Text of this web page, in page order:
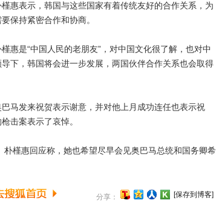
惠表示，韩国与这些国家有着传统友好的合作关系，为
保持紧密合作和协商。
是“中国人民的老朋友”，对中国文化很了解，也对中
下，韩国将会进一步发展，两国伙伴合作关系也会取得
发来祝贺表示谢意，并对他上月成功连任也表示祝
击案表示了哀悼。
槿惠回应称，她也希望尽早会见奥巴马总统和国务卿希
分享： [保存到博客]